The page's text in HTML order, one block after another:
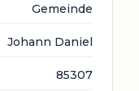
Gemeinde
Johann Daniel
85307